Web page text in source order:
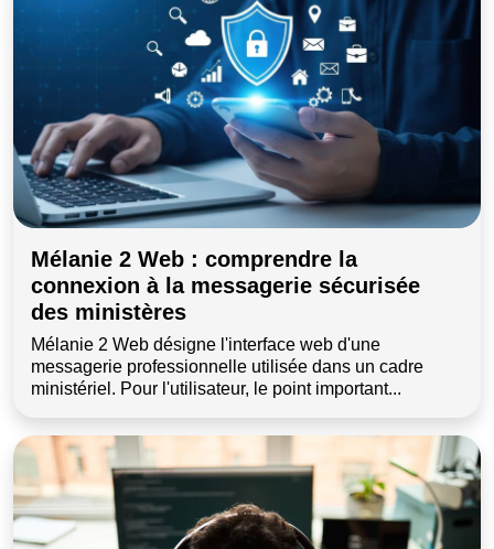
Mélanie 2 Web : comprendre la
connexion à la messagerie sécurisée
des ministères
Mélanie 2 Web désigne l'interface web d'une
messagerie professionnelle utilisée dans un cadre
ministériel. Pour l'utilisateur, le point important...